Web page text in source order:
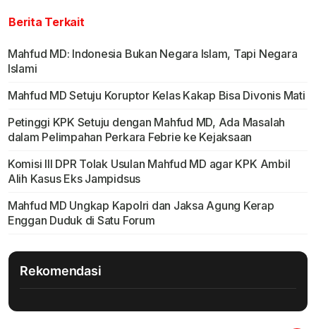
Berita Terkait
Mahfud MD: Indonesia Bukan Negara Islam, Tapi Negara
Islami
Mahfud MD Setuju Koruptor Kelas Kakap Bisa Divonis Mati
Petinggi KPK Setuju dengan Mahfud MD, Ada Masalah
dalam Pelimpahan Perkara Febrie ke Kejaksaan
Komisi III DPR Tolak Usulan Mahfud MD agar KPK Ambil
Alih Kasus Eks Jampidsus
Mahfud MD Ungkap Kapolri dan Jaksa Agung Kerap
Enggan Duduk di Satu Forum
Rekomendasi